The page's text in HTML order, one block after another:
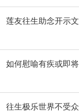
莲友往生助念开示文
如何慰喻有疾或即
往生极乐世界不受